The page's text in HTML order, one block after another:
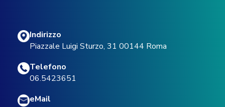
Indirizzo
Piazzale Luigi Sturzo, 31 00144 Roma
Telefono
06.5423651
eMail